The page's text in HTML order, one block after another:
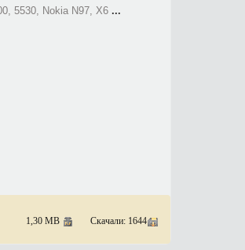
5530, Nokia N97, X6 ...
1,30 MB Скачали: 1644